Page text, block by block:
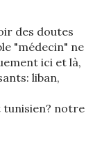
des doutes
"médecin" ne
ici et là,
liban,
tunisien? notre